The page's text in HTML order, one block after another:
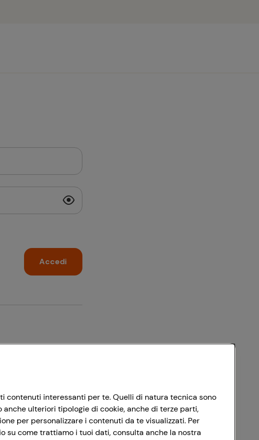
Accedi
contenuti interessanti per te. Quelli di natura tecnica sono
ulteriori tipologie di cookie, anche di terze parti,
per personalizzare i contenuti da te visualizzati. Per
su come trattiamo i tuoi dati, consulta anche la nostra